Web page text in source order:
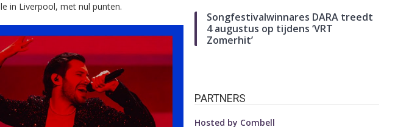
in Liverpool, met nul punten.
Songfestivalwinnares DARA treedt
4 augustus op tijdens ‘VRT
Zomerhit’
PARTNERS
Hosted by Combell